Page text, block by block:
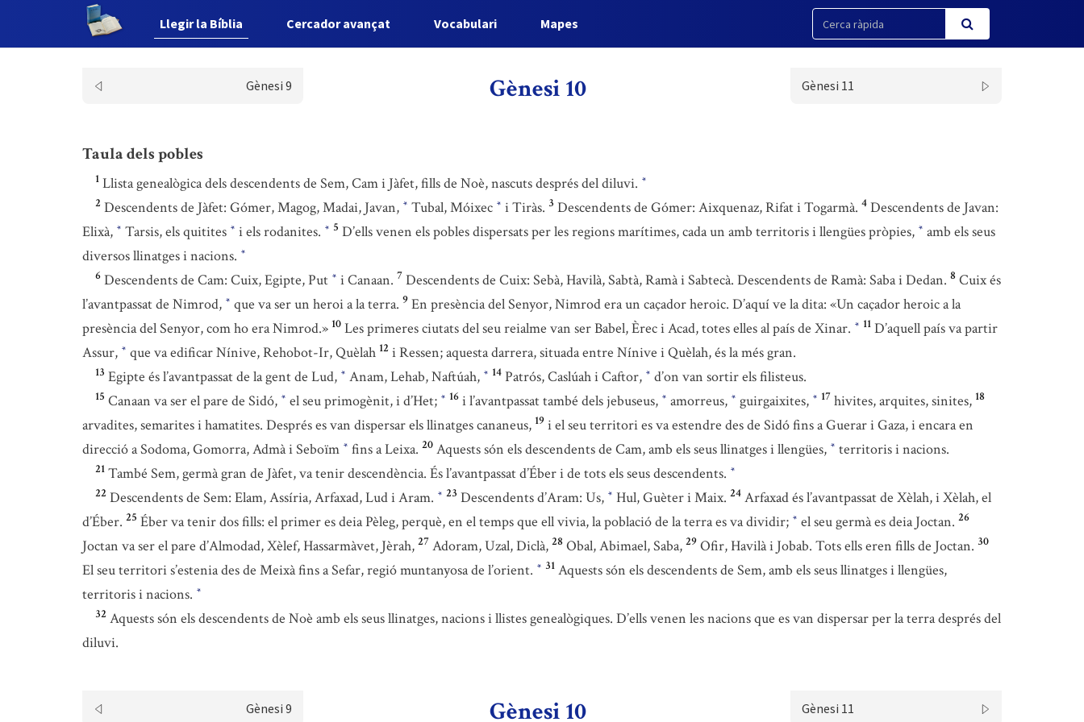
Llegir la Bíblia Cercador avançat Vocabulari Mapes
Gènesi 9 Gènesi 10 Gènesi 11
Taula dels pobles
1 Llista genealògica dels descendents de Sem, Cam i Jàfet, fills de Noè, nascuts després del diluvi. *
2 Descendents de Jàfet: Gómer, Magog, Madai, Javan, * Tubal, Móixec * i Tiràs. 3 Descendents de Gómer: Aixquenaz, Rifat i Togarmà. 4 Descendents de Javan:
Elixà, * Tarsis, els quitites * i els rodanites. * 5 D’ells venen els pobles dispersats per les regions marítimes, cada un amb territoris i llengües pròpies, * amb els seus
diversos llinatges i nacions. *
6 Descendents de Cam: Cuix, Egipte, Put * i Canaan. 7 Descendents de Cuix: Sebà, Havilà, Sabtà, Ramà i Sabtecà. Descendents de Ramà: Saba i Dedan. 8 Cuix és
l’avantpassat de Nimrod, * que va ser un heroi a la terra. 9 En presència del Senyor, Nimrod era un caçador heroic. D’aquí ve la dita: «Un caçador heroic a la
presència del Senyor, com ho era Nimrod.» 10 Les primeres ciutats del seu reialme van ser Babel, Èrec i Acad, totes elles al país de Xinar. * 11 D’aquell país va partir
Assur, * que va edificar Nínive, Rehobot-Ir, Quèlah 12 i Ressen; aquesta darrera, situada entre Nínive i Quèlah, és la més gran.
13 Egipte és l’avantpassat de la gent de Lud, * Anam, Lehab, Naftúah, * 14 Patrós, Caslúah i Caftor, * d’on van sortir els filisteus.
15 Canaan va ser el pare de Sidó, * el seu primogènit, i d’Het; * 16 i l’avantpassat també dels jebuseus, * amorreus, * guirgaixites, * 17 hivites, arquites, sinites, 18
arvadites, semarites i hamatites. Després es van dispersar els llinatges cananeus, 19 i el seu territori es va estendre des de Sidó fins a Guerar i Gaza, i encara en
direcció a Sodoma, Gomorra, Admà i Seboïm * fins a Leixa. 20 Aquests són els descendents de Cam, amb els seus llinatges i llengües, * territoris i nacions.
21 També Sem, germà gran de Jàfet, va tenir descendència. És l’avantpassat d’Éber i de tots els seus descendents. *
22 Descendents de Sem: Elam, Assíria, Arfaxad, Lud i Aram. * 23 Descendents d’Aram: Us, * Hul, Guèter i Maix. 24 Arfaxad és l’avantpassat de Xèlah, i Xèlah, el
d’Éber. 25 Éber va tenir dos fills: el primer es deia Pèleg, perquè, en el temps que ell vivia, la població de la terra es va dividir; * el seu germà es deia Joctan. 26
Joctan va ser el pare d’Almodad, Xèlef, Hassarmàvet, Jèrah, 27 Adoram, Uzal, Diclà, 28 Obal, Abimael, Saba, 29 Ofir, Havilà i Jobab. Tots ells eren fills de Joctan. 30
El seu territori s’estenia des de Meixà fins a Sefar, regió muntanyosa de l’orient. * 31 Aquests són els descendents de Sem, amb els seus llinatges i llengües,
territoris i nacions. *
32 Aquests són els descendents de Noè amb els seus llinatges, nacions i llistes genealògiques. D’ells venen les nacions que es van dispersar per la terra després del
diluvi.
Gènesi 9 Gènesi 10 Gènesi 11